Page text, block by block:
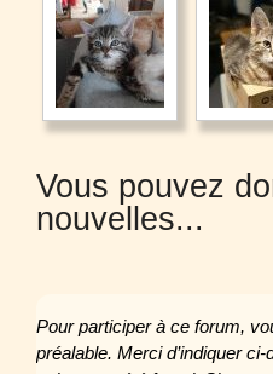
Vous pouvez
nouvelles...
Pour participer à ce forum, vous devez vous enregistrer au
préalable. Merci d’indiquer ci-dessous l’identifiant personnel